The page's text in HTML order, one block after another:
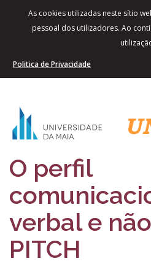
As cookies utilizadas neste sítio
pessoal dos utilizadores. Ao
Politica de Privacidade
O perfil
verbal e
PITCH